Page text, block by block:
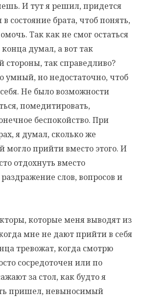
И тут я решил, придется
состояние брата, чтоб понять,
Так как не смог остаться
думал, а вот так
стороны, так справедливо?
умный, но недостаточно, чтоб
Не было возможности
помедитировать,
беспокойство. При
я думал, сколько же
могло прийти вместо этого. И
отдохнуть вместо
слов, вопросов и
которые меня выводят из
мне не дают прийти в себя
тревожат, когда смотрю
сосредоточен или по
за стол, как будто я
пришел, невыносимый